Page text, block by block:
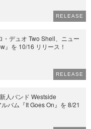
RELEASE
・デュオ Two Shell、ニュー
』を 10/16 リリース！
RELEASE
人バンド Westside
バム『It Goes On』を 8/21